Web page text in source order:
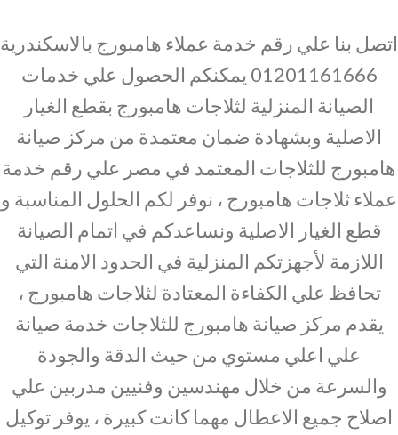
اتصل بنا علي رقم خدمة عملاء هامبورج بالاسكندرية
01201161666 يمكنكم الحصول علي خدمات
الصيانة المنزلية لثلاجات هامبورج بقطع الغيار
الاصلية وبشهادة ضمان معتمدة من مركز صيانة
هامبورج للثلاجات المعتمد في مصر علي رقم خدمة
عملاء ثلاجات هامبورج ، نوفر لكم الحلول المناسبة و
قطع الغيار الاصلية ونساعدكم في اتمام الصيانة
اللازمة لأجهزتكم المنزلية في الحدود الامنة التي
تحافظ علي الكفاءة المعتادة لثلاجات هامبورج ،
يقدم مركز صيانة هامبورج للثلاجات خدمة صيانة
علي اعلي مستوي من حيث الدقة والجودة
والسرعة من خلال مهندسين وفنيين مدربين علي
اصلاح جميع الاعطال مهما كانت كبيرة ، يوفر توكيل